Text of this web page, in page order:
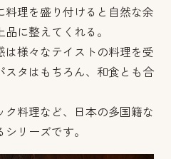
料理を盛り付けると自然な余
に整えてくれる。
は様々なテイストの料理を受
スタはもちろん、和食とも合
ク料理など、日本の多国籍な
リーズです。